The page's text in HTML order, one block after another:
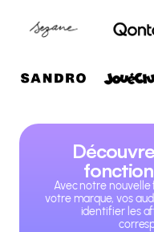
Avec notre
votre marque, vos
identifier les